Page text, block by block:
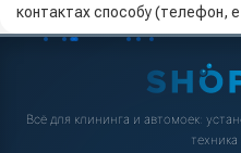
контактах способу (телефон,
Всё для клининга и автомоек: